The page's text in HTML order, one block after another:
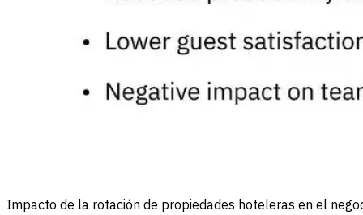
Impacto de la rotación de propiedades hoteleras en el